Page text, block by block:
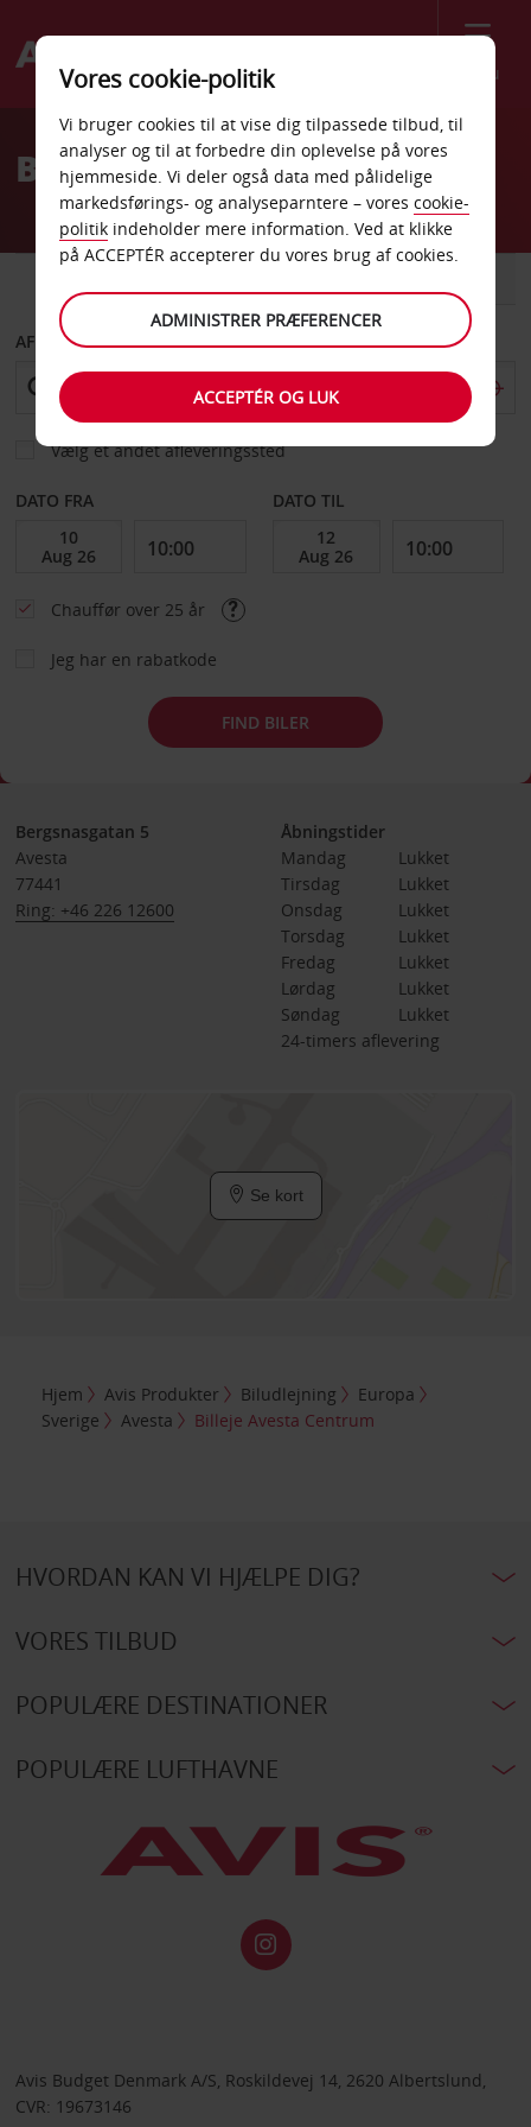
Menu
Welcome
AvisBilleje Avesta Centrum
AFHENT FRA
Vælg et andet afleveringssted
DATO FRA DATO TIL
Chauffør over 25 år
Jeg har en rabatkode
FIND BILER
Bergsnasgatan 5
Avesta
77441
Ring: +46 226 12600
Åbningstider
Mandag
Lukket
Tirsdag
Lukket
Onsdag
Lukket
Torsdag
Lukket
Fredag
Lukket
Lørdag
Lukket
Søndag
Lukket
24-timers aflevering
Se kort
Hjem Avis Produkter Biludlejning
Europa
Sverige
Avesta Billeje Avesta Centrum
HVORDAN KAN VI HJÆLPE DIG?
VORES TILBUD
POPULÆRE DESTINATIONER
POPULÆRE LUFTHAVNE
Avis Budget Denmark A/S, Roskildevej 14, 2620 Albertslund,
CVR: 19673146
Vores cookie-politik
Vi bruger cookies til at vise dig tilpassede tilbud, til
analyser og til at forbedre din oplevelse på vores
hjemmeside. Vi deler også data med pålidelige
markedsførings- og analyseparntere – vores cookie-
politik indeholder mere information. Ved at klikke
på ACCEPTÉR accepterer du vores brug af cookies.
ADMINISTRER PRÆFERENCER
ACCEPTÉR OG LUK